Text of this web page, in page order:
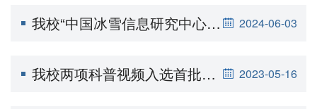
2024-06-03
我校“中国冰雪信息研究中心”入选首批黑龙江省哲学社会科学重点实验室
2023-05-16
我校两项科普视频入选首批全国优秀体育科普作品名单